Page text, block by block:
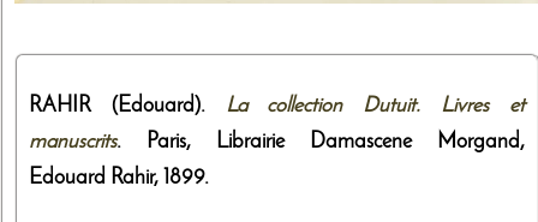
RAHIR (Edouard). La collection Dutuit. Livres et
manuscrits. Paris,
Librairie Damascene Morgand,
Edouard Rahir, 1899.